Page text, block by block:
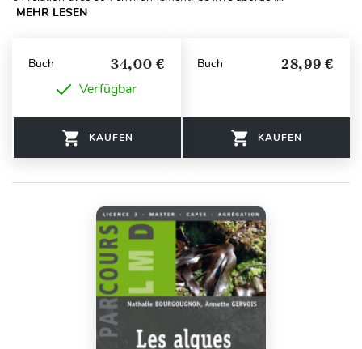
MEHR LESEN
Buch 34,00 €
Verfügbar
KAUFEN
Buch 28,99 €
KAUFEN